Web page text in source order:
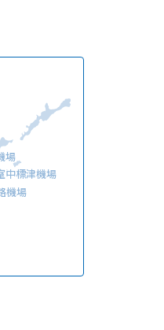
場
中標津機場
機場